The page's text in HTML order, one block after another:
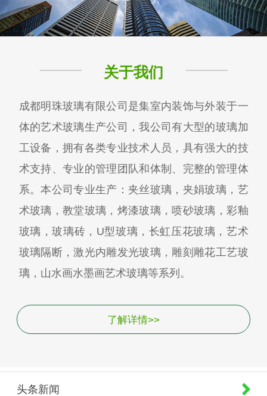
关于我们
成都明珠玻璃有限公司是集室内装饰与外装于一
体的艺术玻璃生产公司，我公司有大型的玻璃加
工设备，拥有各类专业技术人员，具有强大的技
术支持、专业的管理团队和体制、完整的管理体
系。本公司专业生产：夹丝玻璃，夹娟玻璃，艺
术玻璃，教堂玻璃，烤漆玻璃，喷砂玻璃，彩釉
玻璃，玻璃砖，U型玻璃，长虹压花玻璃，艺术
玻璃隔断，激光内雕发光玻璃，雕刻雕花工艺玻
璃，山水画水墨画艺术玻璃等系列。
了解详情>>
头条新闻